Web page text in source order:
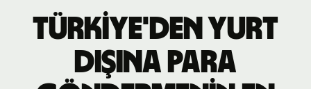
Türkiye'den yurt
dışına para